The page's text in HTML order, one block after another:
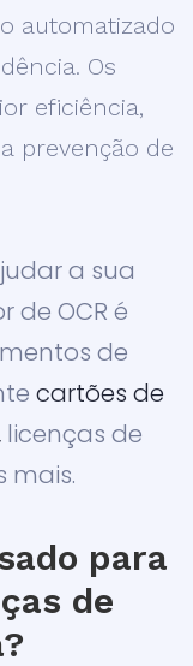
automatizado
Os
eficiência,
prevenção de
a sua
de OCR é
de
cartões de
licenças de
mais.
para
de